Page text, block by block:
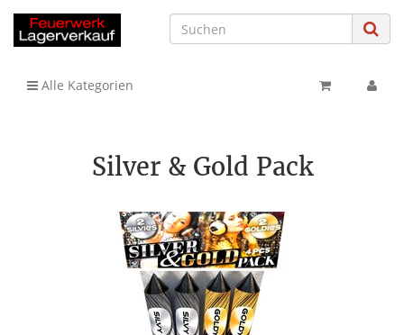
Alle Kategorien
Silver & Gold Pack